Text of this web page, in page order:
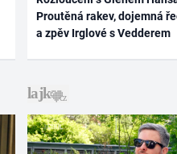
Proutěná rakev, dojemná
a zpěv Irglové s Vedderem